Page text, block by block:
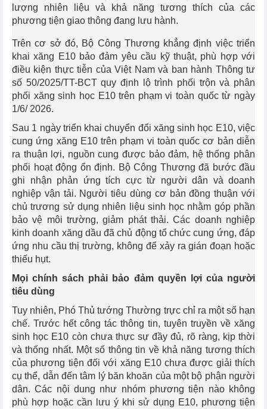
lượng nhiên liệu và khả năng tương thích của các
phương tiện giao thông đang lưu hành.
Trên cơ sở đó, Bộ Công Thương khẳng định việc triển
khai xăng E10 bảo đảm yêu cầu kỹ thuật, phù hợp với
điều kiện thực tiễn của Việt Nam và ban hành Thông tư
số 50/2025/TT-BCT quy định lộ trình phối trộn và phân
phối xăng sinh học E10 trên phạm vi toàn quốc từ ngày
1/6/ 2026.
Sau 1 ngày triển khai chuyển đổi xăng sinh học E10, việc
cung ứng xăng E10 trên phạm vi toàn quốc cơ bản diễn
ra thuận lợi, nguồn cung được bảo đảm, hệ thống phân
phối hoạt động ổn định. Bộ Công Thương đã bước đầu
ghi nhận phản ứng tích cực từ người dân và doanh
nghiệp vận tải. Người tiêu dùng cơ bản đồng thuận với
chủ trương sử dụng nhiên liệu sinh học nhằm góp phần
bảo vệ môi trường, giảm phát thải. Các doanh nghiệp
kinh doanh xăng dầu đã chủ động tổ chức cung ứng, đáp
ứng nhu cầu thị trường, không để xảy ra gián đoạn hoặc
thiếu hụt.
Mọi chính sách phải bảo đảm quyền lợi của người
tiêu dùng
Tuy nhiên, Phó Thủ tướng Thường trực chỉ ra một số hạn
chế. Trước hết công tác thông tin, tuyên truyền về xăng
sinh học E10 còn chưa thực sự đầy đủ, rõ ràng, kịp thời
và thống nhất. Một số thông tin về khả năng tương thích
của phương tiện đối với xăng E10 chưa được giải thích
cụ thể, dẫn đến tâm lý băn khoăn của một bộ phận người
dân. Các nội dung như nhóm phương tiện nào không
phù hợp hoặc cần lưu ý khi sử dụng E10, phương tiện